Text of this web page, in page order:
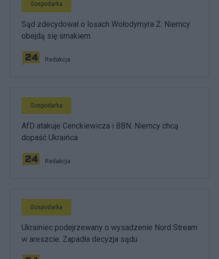
Gospodarka
Sąd zdecydował o losach Wołodymyra Ż. Niemcy
obejdą się smakiem
Redakcja
Gospodarka
AfD atakuje Cenckiewicza i BBN. Niemcy chcą
dopaść Ukraińca
Redakcja
Gospodarka
Ukrainiec podejrzewany o wysadzenie Nord Stream
w areszcie. Zapadła decyzja sądu